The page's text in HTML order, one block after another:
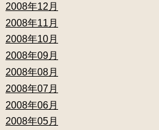
2008年12月
2008年11月
2008年10月
2008年09月
2008年08月
2008年07月
2008年06月
2008年05月